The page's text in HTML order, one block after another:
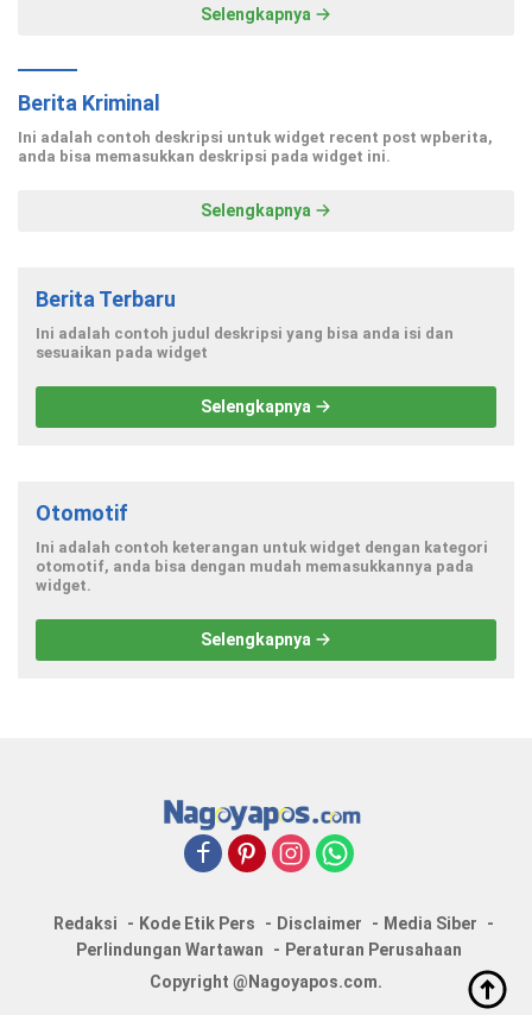
Selengkapnya
Berita Kriminal
Ini adalah contoh deskripsi untuk widget recent post wpberita,
anda bisa memasukkan deskripsi pada widget ini.
Selengkapnya
Berita Terbaru
Ini adalah contoh judul deskripsi yang bisa anda isi dan
sesuaikan pada widget
Selengkapnya
Otomotif
Ini adalah contoh keterangan untuk widget dengan kategori
otomotif, anda bisa dengan mudah memasukkannya pada
widget.
Selengkapnya
Redaksi Kode Etik Pers Disclaimer
Media Siber
Perlindungan Wartawan
Peraturan Perusahaan
Copyright @Nagoyapos.com.